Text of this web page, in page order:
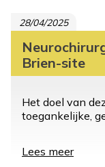
28/04/2025
Brien-site
Het doel van
toegankelijke,
Lees meerover